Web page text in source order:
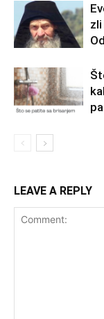
LEAVE A REPLY